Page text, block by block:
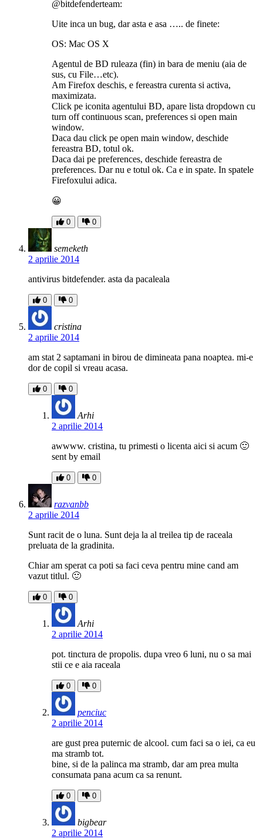
@bitdefenderteam:
Uite inca un bug, dar asta e asa ….. de finete:
OS: Mac OS X
Agentul de BD ruleaza (fin) in bara de meniu (aia de
sus, cu File…etc).
Am Firefox deschis, e fereastra curenta si activa,
maximizata.
Click pe iconita agentului BD, apare lista dropdown cu
turn off continuous scan, preferences si open main
window.
Daca dau click pe open main window, deschide
fereastra BD, totul ok.
Daca dai pe preferences, deschide fereastra de
preferences. Dar nu e totul ok. Ca e in spate. In spatele
Firefoxului adica.
😀
0 0
semeketh
2 aprilie 2014
antivirus bitdefender. asta da pacaleala
0 0
cristina
2 aprilie 2014
am stat 2 saptamani in birou de dimineata pana noaptea. mi-e
dor de copil si vreau acasa.
0 0
Arhi
2 aprilie 2014
awwww. cristina, tu primesti o licenta aici si acum 🙂
sent by email
0 0
razvanbb
2 aprilie 2014
Sunt racit de o luna. Sunt deja la al treilea tip de raceala
preluata de la gradinita.
Chiar am sperat ca poti sa faci ceva pentru mine cand am
vazut titlul. 🙂
0 0
Arhi
2 aprilie 2014
pot. tinctura de propolis. dupa vreo 6 luni, nu o sa mai
stii ce e aia raceala
0 0
penciuc
2 aprilie 2014
are gust prea puternic de alcool. cum faci sa o iei, ca eu
ma stramb tot.
bine, si de la palinca ma stramb, dar am prea multa
consumata pana acum ca sa renunt.
0 0
bigbear
2 aprilie 2014